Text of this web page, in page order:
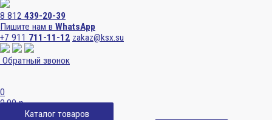
8 812 439-20-39
Пишите нам в WhatsApp
+7 911 711-11-12 zakaz@ksx.su
Обратный звонок
0
0,00р.
Каталог товаров